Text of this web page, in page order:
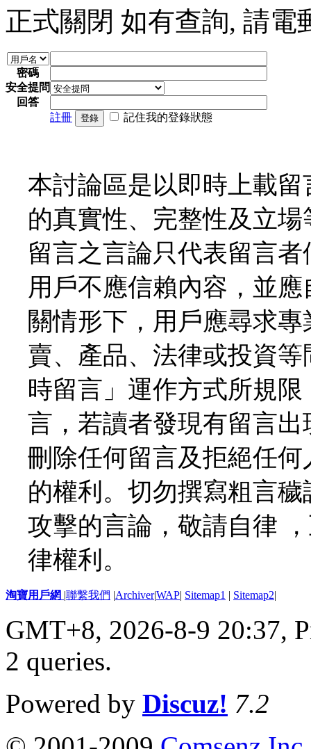
正式關閉 如有查詢, 請電
密碼
安全提問
回答
註冊
登錄 記住我的登錄狀態
本討論區是以即時上載
的真實性、完整性及立
留言之言論只代表留言
用戶不應信賴內容，並
關情形下，用戶應尋求
賣、產品、法律或投資
時留言」運作方式所規
言，若讀者發現有留言
刪除任何留言及拒絕任
的權利。切勿撰寫粗言
攻擊的言論，敬請自律
律權利。
淘寶用戶網 |聯繫我們 |Archiver|WAP| Sitemap1 | Sitemap2|
GMT+8, 2026-8-9 20:37,
2 queries.
Powered by Discuz! 7.2